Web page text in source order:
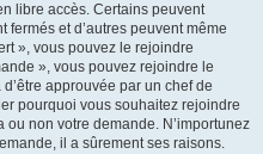
libre accès. Certains peuvent
et d’autres peuvent même
», vous pouvez le rejoindre
», vous pouvez rejoindre le
approuvée par un chef de
pourquoi vous souhaitez rejoindre
ou non votre demande. N’importunez
il a sûrement ses raisons.